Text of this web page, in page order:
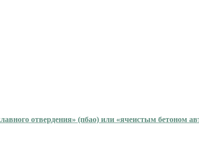
отвердения» (пбао) или «ячеистым бетоном